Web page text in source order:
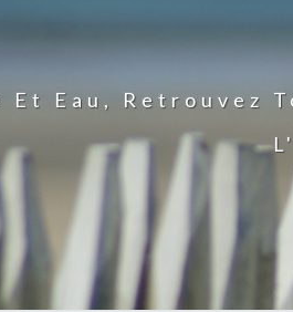
Et Eau, Retrouvez